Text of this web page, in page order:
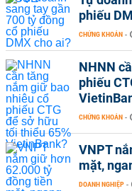
phiếu
CHỨNG KHOÁN -
NHNN
phiếu
CHỨNG KHOÁN -
VNPT
mặt,
DOANH NGHIỆP -